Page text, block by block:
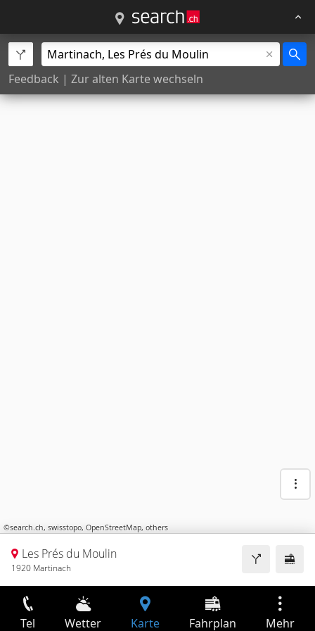
Feedback | Zur alten Karte wechseln
©search.ch, swisstopo, OpenStreetMap, others
Les Prés du Moulin
1920 Martinach
Tel Wetter Karte Fahrplan Mehr